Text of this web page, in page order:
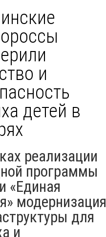
и
детей в
реализации
программы
«Единая
модернизация
для
и